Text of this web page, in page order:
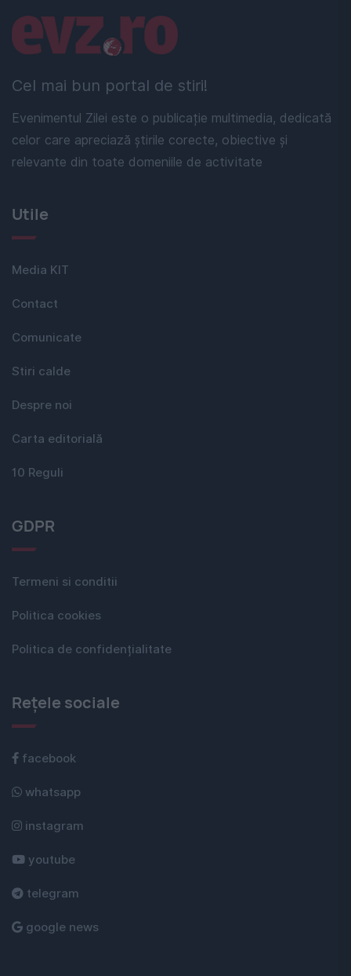
Cel mai bun portal de stiri!
Evenimentul Zilei este o publicație multimedia, dedicată
celor care apreciază știrile corecte, obiective și
relevante din toate domeniile de activitate
Linkuri utile
Utile
Media KIT
Contact
Comunicate
Stiri calde
Despre noi
Carta editorială
10 Reguli
GDPR
Termeni si conditii
Politica cookies
Politica de confidențialitate
Rețele sociale
facebook
whatsapp
instagram
youtube
telegram
google news